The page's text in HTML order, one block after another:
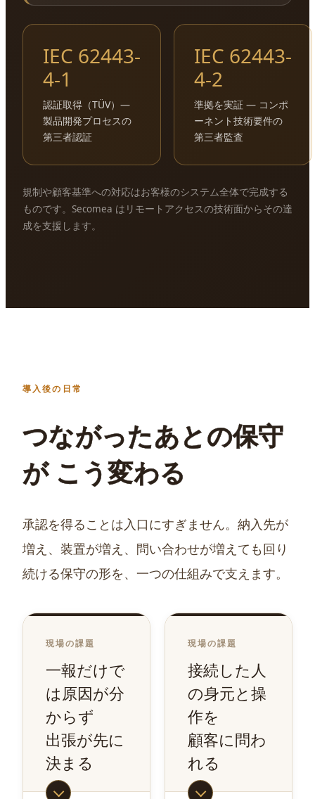
IEC 62443-
4-1
認証取得（TÜV）―
製品開発プロセスの
第三者認証
IEC 62443-
4-2
準拠を実証 ― コンポ
ーネント技術要件の
第三者監査
規制や顧客基準への対応はお客様のシステム全体で完成する
ものです。Secomea はリモートアクセスの技術面からその達
成を支援します。
導入後の日常
つながったあとの保守
が こう変わる
承認を得ることは入口にすぎません。納入先が
増え、装置が増え、問い合わせが増えても回り
続ける保守の形を、一つの仕組みで支えます。
現場の課題
一報だけで
は原因が分
からず
出張が先に
決まる
現場の課題
接続した人
の身元と操
作を
顧客に問わ
れる